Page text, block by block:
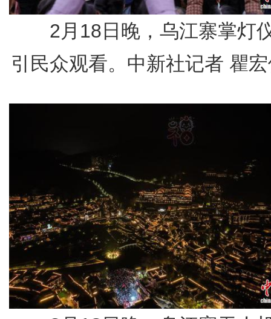
2月18日晚，乌江寨掌灯
引民众观看。中新社记者 瞿